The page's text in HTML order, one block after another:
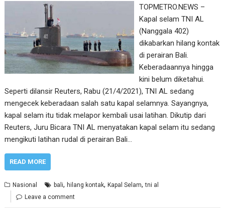
TOPMETRO.NEWS –
Kapal selam TNI AL
(Nanggala 402)
dikabarkan hilang kontak
di perairan Bali.
Keberadaannya hingga
kini belum diketahui.
Seperti dilansir Reuters, Rabu (21/4/2021), TNI AL sedang
mengecek keberadaan salah satu kapal selamnya. Sayangnya,
kapal selam itu tidak melapor kembali usai latihan. Dikutip dari
Reuters, Juru Bicara TNI AL menyatakan kapal selam itu sedang
mengikuti latihan rudal di perairan Bali…
READ MORE
Nasional bali,hilang kontak,Kapal Selam,tni al
Leave a comment